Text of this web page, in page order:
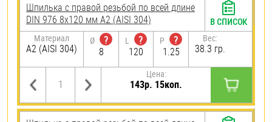
Шпилька с правой резьбой по всей длине
DIN 976 8х120 мм А2 (AISI 304)
Материал
А2 (AISI 304)
Ø
?
8
L
?
120
P
?
1.25
Вес:
38.3 гр.
Цена:
143р. 15коп.
В СПИСОК